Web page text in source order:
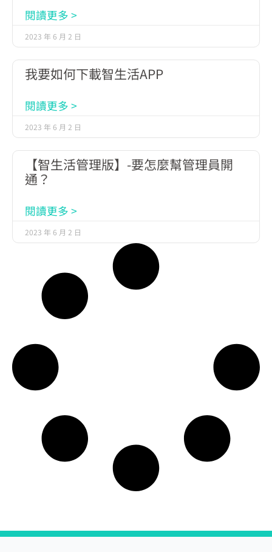
閱讀更多 >
2023 年 6 月 2 日
我要如何下載智生活APP
閱讀更多 >
2023 年 6 月 2 日
【智生活管理版】-要怎麼幫管理員開
通？
閱讀更多 >
2023 年 6 月 2 日